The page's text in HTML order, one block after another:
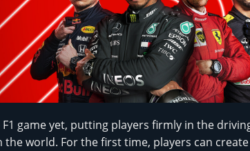
game yet, putting players firmly in the
world. For the first time, players can